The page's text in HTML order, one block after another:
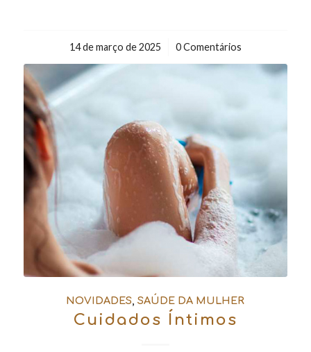
14 de março de 2025
/ 0 Comentários
NOVIDADES,SAÚDE DA MULHER
Cuidados Íntimos